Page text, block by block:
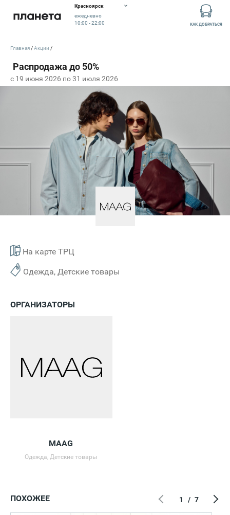
Красноярск
ежедневно
10:00 - 22:00
КАК ДОБРАТЬСЯ
c 19 июня 2026 по 31 июля 2026
На карте ТРЦ
Одежда, Детские товары
Главная Акции
ОРГАНИЗАТОРЫ
MAAG
Одежда, Детские товары
ПОХОЖЕЕ 1 / 7